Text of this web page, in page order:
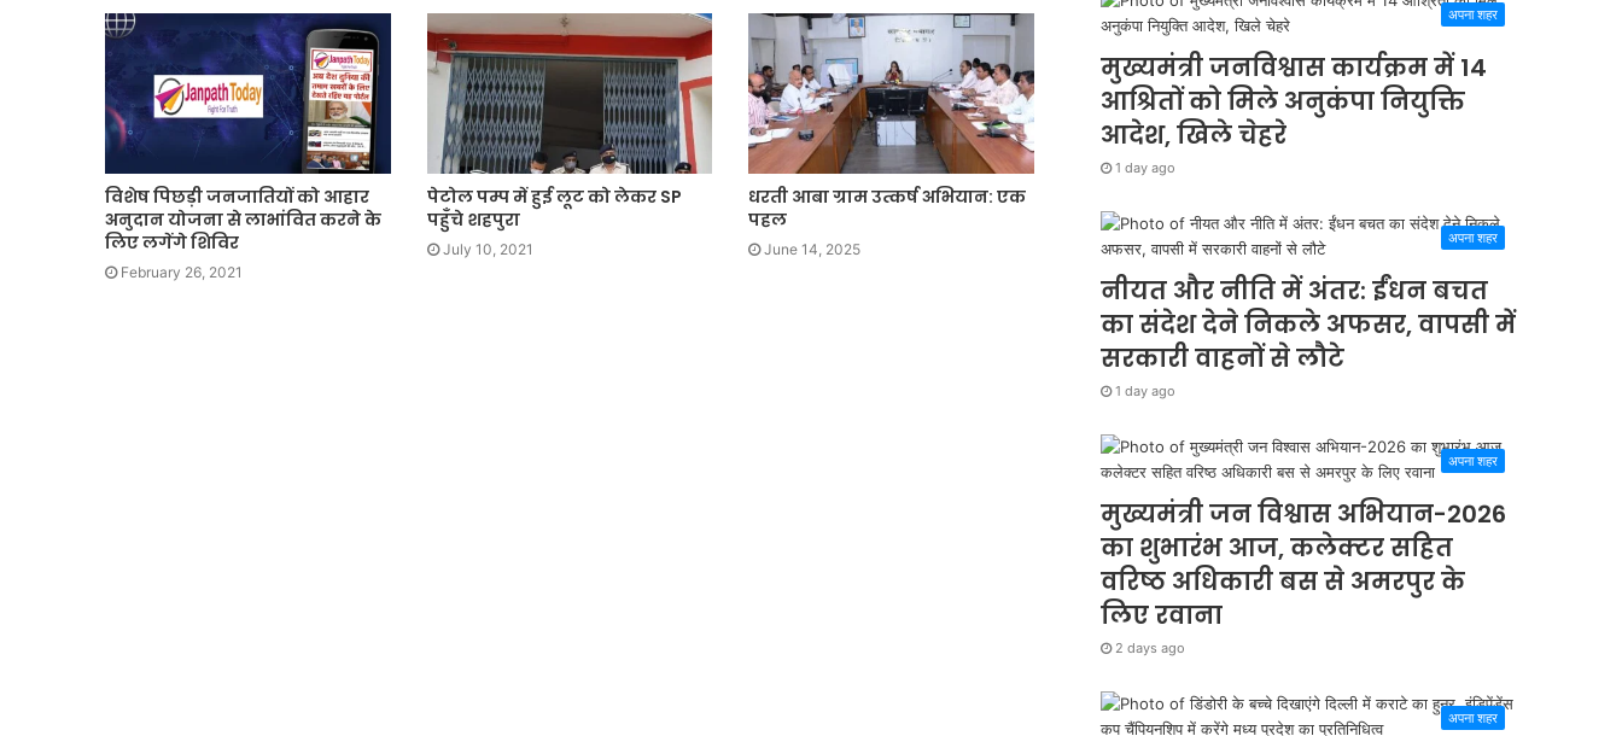
विशेष पिछड़ी जनजातियों को आहार
अनुदान योजना से लाभांवित करने के
लिए लगेंगे शिविर
February 26, 2021
पेटोल पम्प में हुई लूट को लेकर SP
पहुँचे शहपुरा
July 10, 2021
धरती आबा ग्राम उत्कर्ष अभियान: एक
पहल
June 14, 2025
अपना शहर
मुख्यमंत्री जनविश्वास कार्यक्रम में 14
आश्रितों को मिले अनुकंपा नियुक्ति
आदेश, खिले चेहरे
1 day ago
अपना शहर
नीयत और नीति में अंतर: ईंधन बचत
का संदेश देने निकले अफसर, वापसी में
सरकारी वाहनों से लौटे
1 day ago
अपना शहर
मुख्यमंत्री जन विश्वास अभियान-2026
का शुभारंभ आज, कलेक्टर सहित
वरिष्ठ अधिकारी बस से अमरपुर के
लिए रवाना
2 days ago
अपना शहर